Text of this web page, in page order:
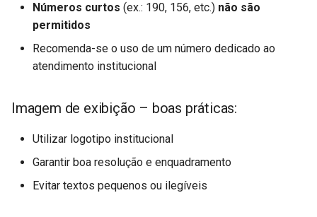
Números curtos (ex.: 190, 156, etc.) não são
permitidos
Recomenda-se o uso de um número dedicado ao
atendimento institucional
Imagem de exibição – boas práticas:
Utilizar logotipo institucional
Garantir boa resolução e enquadramento
Evitar textos pequenos ou ilegíveis